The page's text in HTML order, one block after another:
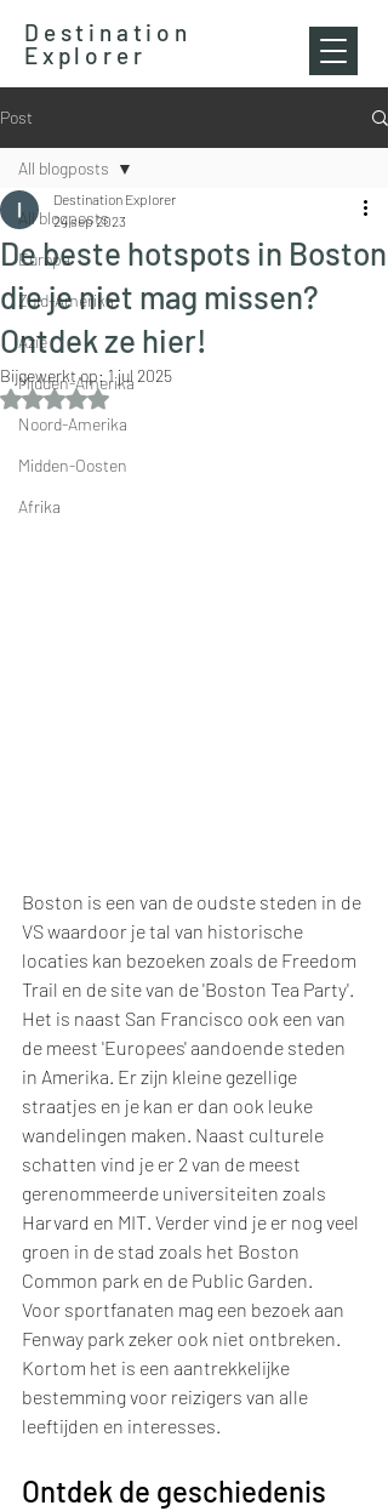
Destination
Explorer
Post
All blogposts
Europa
Zuid-Amerika
Azië
Midden-Amerika
Noord-Amerika
Midden-Oosten
Afrika
All blogposts
De beste hotspots in Boston
die je niet mag missen?
Ontdek ze hier!
Destination Explorer
24 sep 2023
Bijgewerkt op: 1 jul 2025
Beoordeeld met NaN uit 5 sterren.
Boston is een van de oudste steden in de
VS waardoor je tal van historische
locaties kan bezoeken zoals de Freedom
Trail en de site van de 'Boston Tea Party'.
Het is naast San Francisco ook een van
de meest 'Europees' aandoende steden
in Amerika. Er zijn kleine gezellige
straatjes en je kan er dan ook leuke
wandelingen maken. Naast culturele
schatten vind je er 2 van de meest
gerenommeerde universiteiten zoals
Harvard en MIT. Verder vind je er nog veel
groen in de stad zoals het Boston
Common park en de Public Garden.
Voor sportfanaten mag een bezoek aan
Fenway park zeker ook niet ontbreken.
Kortom het is een aantrekkelijke
bestemming voor reizigers van alle
leeftijden en interesses.
Ontdek de geschiedenis